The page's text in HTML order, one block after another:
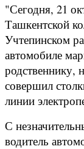
"Сегодня, 21
Ташкентской
Учтепинском
автомобиле
родственнику,
совершил
линии
С
водитель